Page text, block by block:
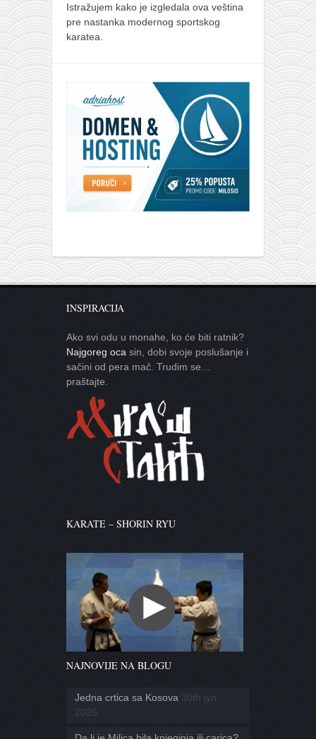
Istražujem kako je izgledala ova veština
pre nastanka modernog sportskog
karatea.
INSPIRACIJA
Ako svi odu u monahe, ko će biti ratnik?
Najgoreg oca sin, dobi svoje poslušanje i
sačini od pera mač. Trudim se…
praštajte.
KARATE – SHORIN RYU
NAJNOVIJE NA BLOGU
Jedna crtica sa Kosova 30th јул
2026